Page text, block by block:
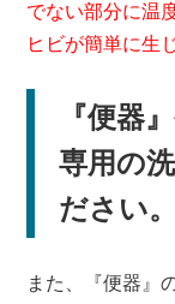
でない部分に温
ヒビが簡単に生
『便器
専用の
ださい。
また、『便器』